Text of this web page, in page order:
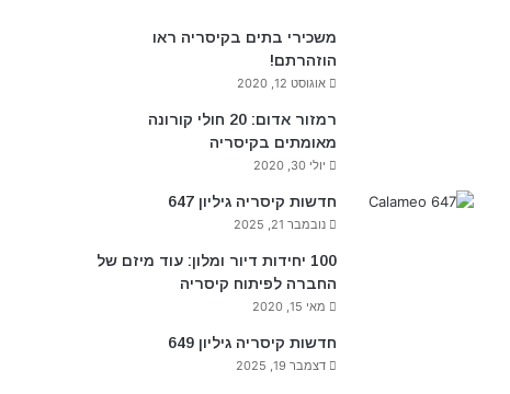
משכירי בתים בקיסריה ראו
הוזהרתם!
אוגוסט 12, 2020
רמזור אדום: 20 חולי קורונה
מאומתים בקיסריה
יולי 30, 2020
חדשות קיסריה גיליון 647
נובמבר 21, 2025
100 יחידות דיור ומלון: עוד מיזם של
החברה לפיתוח קיסריה
מאי 15, 2020
חדשות קיסריה גיליון 649
דצמבר 19, 2025